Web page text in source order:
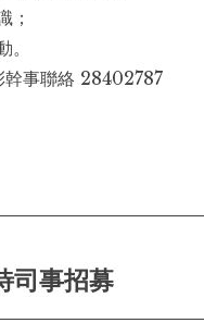
幹事聯絡 28402787
司事招募